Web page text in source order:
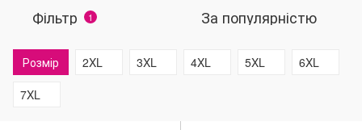
Фільтр 1 За популярністю
Розмір 2XL 3XL 4XL 5XL
6XL
7XL